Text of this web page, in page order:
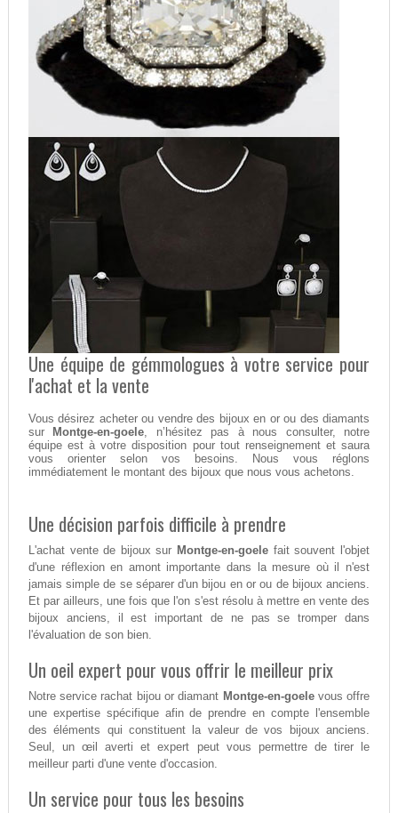
Une équipe de gémmologues à votre service pour
l'achat et la vente
Vous désirez acheter ou vendre des bijoux en or ou des diamants
sur
Montge-en-goele, n’hésitez pas à nous consulter, notre
équipe est à votre disposition pour tout renseignement et saura
vous orienter selon vos besoins. Nous vous réglons
immédiatement le montant des bijoux que nous vous achetons.
Une décision parfois difficile à prendre
L'achat vente de bijoux sur Montge-en-goele fait souvent l'objet
d'une réflexion en amont importante dans la mesure où il n'est
jamais simple de se séparer d'un bijou en or ou de bijoux anciens.
Et par ailleurs, une fois que l'on s'est résolu à mettre en vente des
bijoux anciens, il est important de ne pas se tromper dans
l'évaluation de son bien.
Un oeil expert pour vous offrir le meilleur prix
Notre service rachat bijou or diamant Montge-en-goelevous offre
une expertise spécifique afin de prendre en compte l'ensemble
des éléments qui constituent la valeur de vos bijoux anciens.
Seul, un œil averti et expert peut vous permettre de tirer le
meilleur parti d'une vente d'occasion.
Un service pour tous les besoins